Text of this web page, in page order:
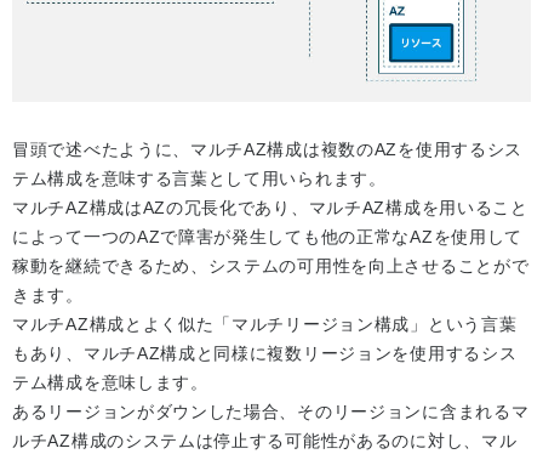
冒頭で述べたように、マルチAZ構成は複数のAZを使用するシス
テム構成を意味する言葉として用いられます。
マルチAZ構成はAZの冗長化であり、マルチAZ構成を用いること
によって一つのAZで障害が発生しても他の正常なAZを使用して
稼動を継続できるため、システムの可用性を向上させることがで
きます。
マルチAZ構成とよく似た「マルチリージョン構成」という言葉
もあり、マルチAZ構成と同様に複数リージョンを使用するシス
テム構成を意味します。
あるリージョンがダウンした場合、そのリージョンに含まれるマ
ルチAZ構成のシステムは停止する可能性があるのに対し、マル